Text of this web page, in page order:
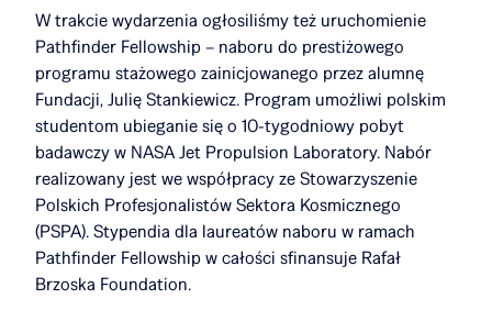
W trakcie wydarzenia ogłosiliśmy też uruchomienie
Pathfinder Fellowship – naboru do prestiżowego
programu stażowego zainicjowanego przez alumnę
Fundacji, Julię Stankiewicz. Program umożliwi polskim
studentom ubieganie się o 10-tygodniowy pobyt
badawczy w NASA Jet Propulsion Laboratory. Nabór
realizowany jest we współpracy ze Stowarzyszenie
Polskich Profesjonalistów Sektora Kosmicznego
(PSPA). Stypendia dla laureatów naboru w ramach
Pathfinder Fellowship w całości sfinansuje Rafał
Brzoska Foundation.